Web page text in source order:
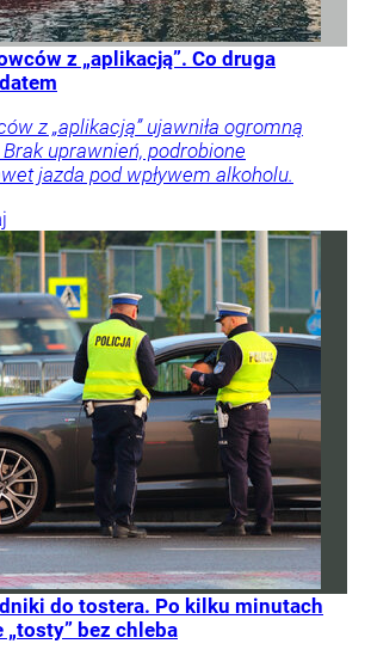
z „aplikacją”. Co druga
z „aplikacją” ujawniła ogromną
uprawnień, podrobione
jazda pod wpływem alkoholu.
do tostera. Po kilku minutach
bez chleba